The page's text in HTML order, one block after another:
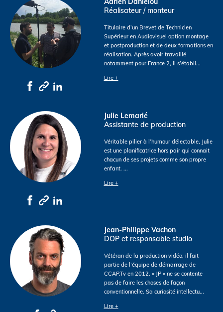
Réalisateur / monteur
Titulaire d’un Brevet de Technicien
Supérieur en Audiovisuel option montage
et postproduction et de deux formations en
réalisation. Après avoir travaillé
notamment pour France 2, il s’établi...
Lire +
Julie Lemarié
Assistante de production
Véritable pilier à l’humour délectable, Julie
est une planificatrice hors pair qui connait
chacun de ses projets comme son propre
enfant. ...
Lire +
Jean-Philippe Vachon
DOP et responsable studio
Vétéran de la production vidéo, il fait
partie de l’équipe de démarrage de
CCAP.Tv en 2012. « JP » ne se contente
pas de faire les choses de façon
conventionnelle. Sa curiosité intellectu...
Lire +